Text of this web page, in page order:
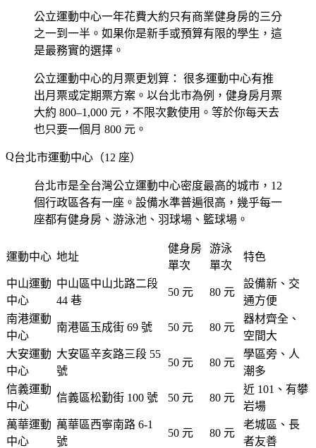
公立運動中心一年花費大約只有商業健身房的三分
之一到一半。如果你是新手或預算有限的學生，這
是最務實的選擇。
公立運動中心的月票更划算： 很多運動中心有推
出月票或定期票方案。以台北市為例，健身房月票
大約 800–1,000 元，不限次數使用。等於你每天去
也只要一個月 800 元。
台北市運動中心（12 座）
台北市是全台灣公立運動中心密度最高的城市，12
個行政區各有一座。設備水準普遍很高，幾乎每一
座都有健身房、游泳池、羽球場、籃球場。
運動中心 地址
健身房
單次
游泳
單次
特色
中山運動
中心
中山區中山北路二段
44 巷
50 元 80 元
設備新、交
通方便
南港運動
中心
南港區玉成街 69 號 50 元 80 元
器材齊全、
空間大
大安運動
中心
大安區辛亥路三段 55
號
50 元 80 元
學區旁、人
潮多
信義運動
中心
信義區松勤街 100 號 50 元 80 元
近 101、有攀
岩場
萬華運動
中心
萬華區西寧南路 6-1
號
50 元 80 元
老城區、長
者友善